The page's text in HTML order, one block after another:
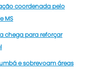
coordenada pelo
MS
chega para reforçar
e sobrevoam áreas